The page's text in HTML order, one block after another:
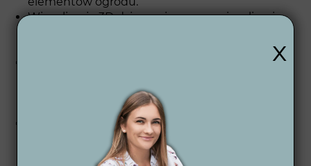
Wizualizacje 3D dzienne i nocne – wizualizacje
podstawę do realizacji ogrodu zgodnie z Twoimi
Wsparcie po projektowe – oferujemy pomoc po
zakończeniu realizacji, aby Twój ogród cieszył
oko i był łatwy w utrzymaniu przez wiele lat.
x